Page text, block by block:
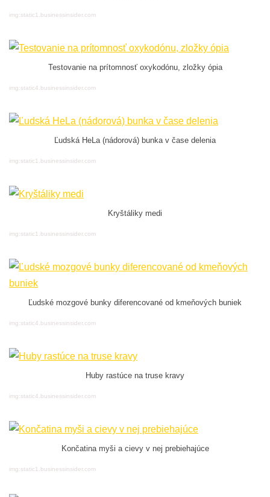
img:static1.businessinsider.com
Testovanie na prítomnosť oxykodónu, zložky ópia
img:static4.businessinsider.com
Ľudská HeLa (nádorová) bunka v čase delenia
img:static1.businessinsider.com
Kryštáliky medi
img:static1.businessinsider.com
Ľudské mozgové bunky diferencované od kmeňových buniek
img:static4.businessinsider.com
Huby rastúce na truse kravy
img:static4.businessinsider.com
Končatina myši a cievy v nej prebiehajúce
img:static1.businessinsider.com